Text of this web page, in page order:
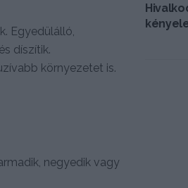
Egyedülálló,
díszítik.
környezetet is.
negyedik vagy